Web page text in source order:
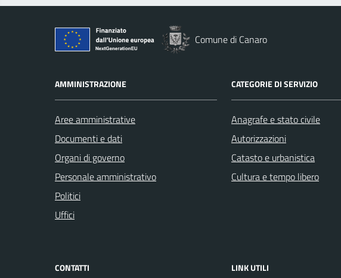
Comune di Canaro
AMMINISTRAZIONE
Aree amministrative
Documenti e dati
Organi di governo
Personale amministrativo
Politici
Uffici
CATEGORIE DI SERVIZIO
Anagrafe e stato civile
Autorizzazioni
Catasto e urbanistica
Cultura e tempo libero
CONTATTI LINK UTILI